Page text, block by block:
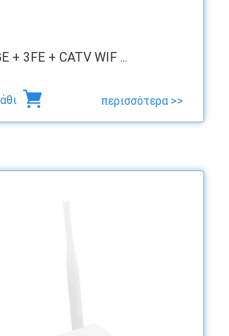
+ 3FE + CATV WIF ...
περισσότερα >>